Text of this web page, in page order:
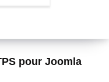
pour Joomla